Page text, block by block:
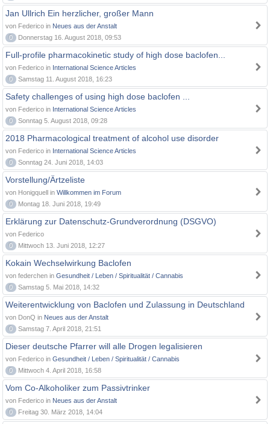
Jan Ullrich Ein herzlicher, großer Mann
von Federico in Neues aus der Anstalt
0
Donnerstag 16. August 2018, 09:53
Full-profile pharmacokinetic study of high dose baclofen...
von Federico in International Science Articles
0
Samstag 11. August 2018, 16:23
Safety challenges of using high dose baclofen ...
von Federico in International Science Articles
0
Sonntag 5. August 2018, 09:28
2018 Pharmacological treatment of alcohol use disorder
von Federico in International Science Articles
0
Sonntag 24. Juni 2018, 14:03
Vorstellung/Ärtzeliste
von Honigquell in Willkommen im Forum
0
Montag 18. Juni 2018, 19:49
Erklärung zur Datenschutz-Grundverordnung (DSGVO)
von Federico
0
Mittwoch 13. Juni 2018, 12:27
Kokain Wechselwirkung Baclofen
von federchen in Gesundheit / Leben / Spiritualität / Cannabis
0
Samstag 5. Mai 2018, 14:32
Weiterentwicklung von Baclofen und Zulassung in Deutschland
von DonQ in Neues aus der Anstalt
0
Samstag 7. April 2018, 21:51
Dieser deutsche Pfarrer will alle Drogen legalisieren
von Federico in Gesundheit / Leben / Spiritualität / Cannabis
0
Mittwoch 4. April 2018, 16:58
Vom Co-Alkoholiker zum Passivtrinker
von Federico in Neues aus der Anstalt
0
Freitag 30. März 2018, 14:04